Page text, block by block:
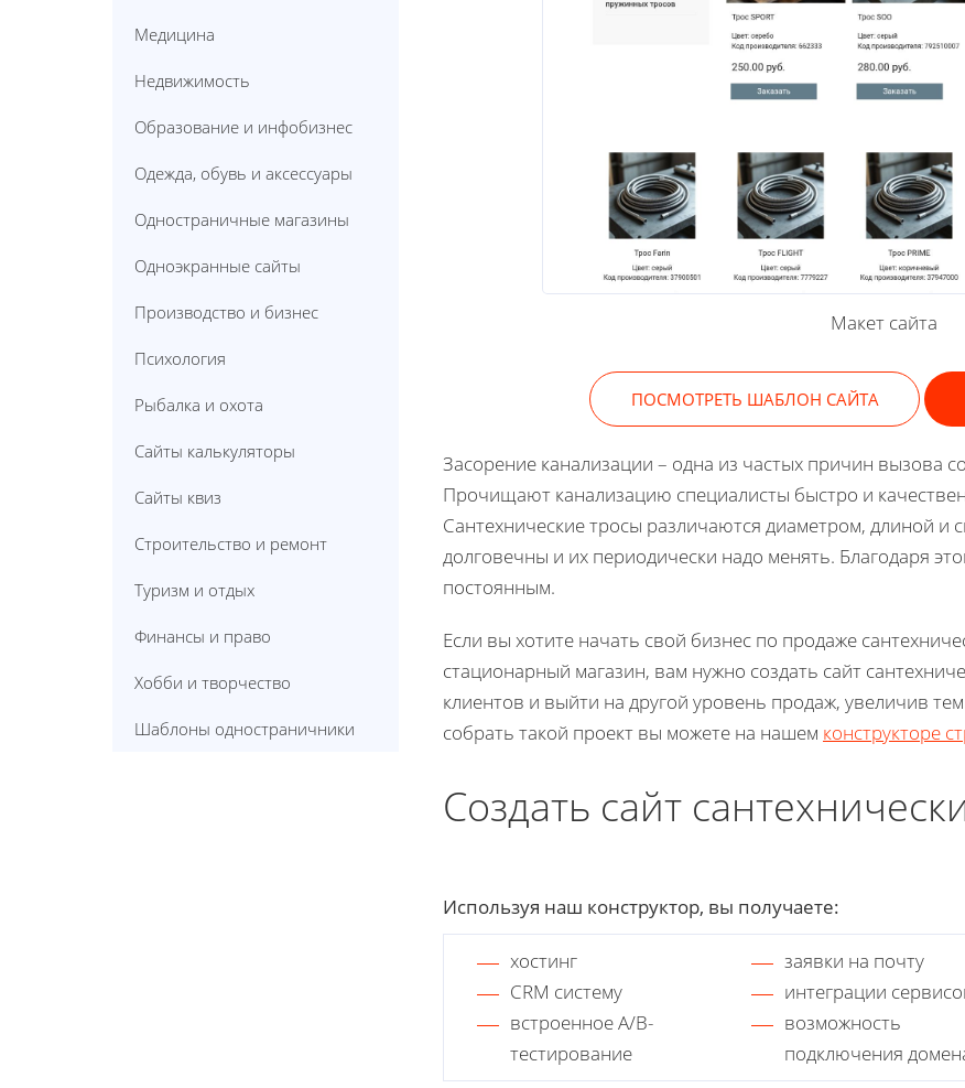
Медицина
Недвижимость
Образование и инфобизнес
Одежда, обувь и аксессуары
Одностраничные магазины
Одноэкранные сайты
Производство и бизнес
Психология
Рыбалка и охота
Сайты калькуляторы
Сайты квиз
Строительство и ремонт
Туризм и отдых
Финансы и право
Хобби и творчество
Шаблоны одностраничники
Макет сайта
ПОСМОТРЕТЬ ШАБЛОН САЙТА
Засорение канализации – одна из частых причин вызова
Прочищают канализацию специалисты быстро и
Сантехнические тросы различаются диаметром, длиной
долговечны и их периодически надо менять. Благодаря
постоянным.
Если вы хотите начать свой бизнес по продаже
стационарный магазин, вам нужно создать сайт
клиентов и выйти на другой уровень продаж, увеличив
собрать такой проект вы можете на нашем конструкторе
Создать сайт
Используя наш конструктор, вы получаете:
хостинг
заявки на почту
CRM систему
интеграции
встроенное A/B-
тестирование
возможность
подключения